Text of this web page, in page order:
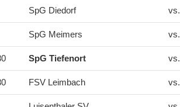
SpG Diedorf vs.
SpG Meimers vs.
SpG Tiefenort vs.
FSV Leimbach vs.